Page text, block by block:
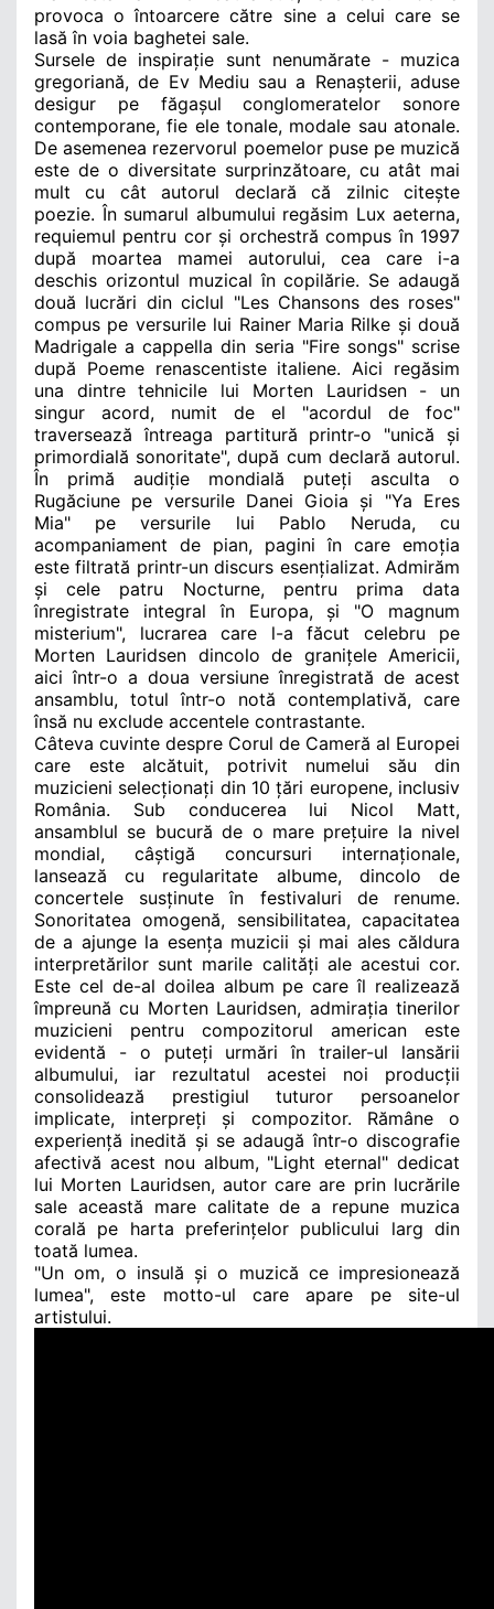
provoca o întoarcere către sine a celui care se
lasă în voia baghetei sale.
Sursele de inspirație sunt nenumărate - muzica
gregoriană, de Ev Mediu sau a Renașterii, aduse
desigur pe făgașul conglomeratelor sonore
contemporane, fie ele tonale, modale sau atonale.
De asemenea rezervorul poemelor puse pe muzică
este de o diversitate surprinzătoare, cu atât mai
mult cu cât autorul declară că zilnic citește
poezie. În sumarul albumului regăsim Lux aeterna,
requiemul pentru cor și orchestră compus în 1997
după moartea mamei autorului, cea care i-a
deschis orizontul muzical în copilărie. Se adaugă
două lucrări din ciclul "Les Chansons des roses"
compus pe versurile lui Rainer Maria Rilke și două
Madrigale a cappella din seria "Fire songs" scrise
după Poeme renascentiste italiene. Aici regăsim
una dintre tehnicile lui Morten Lauridsen - un
singur acord, numit de el "acordul de foc"
traversează întreaga partitură printr-o "unică și
primordială sonoritate", după cum declară autorul.
În primă audiție mondială puteți asculta o
Rugăciune pe versurile Danei Gioia și "Ya Eres
Mia" pe versurile lui Pablo Neruda, cu
acompaniament de pian, pagini în care emoția
este filtrată printr-un discurs esențializat. Admirăm
și cele patru Nocturne, pentru prima data
înregistrate integral în Europa, și "O magnum
misterium", lucrarea care l-a făcut celebru pe
Morten Lauridsen dincolo de granițele Americii,
aici într-o a doua versiune înregistrată de acest
ansamblu, totul într-o notă contemplativă, care
însă nu exclude accentele contrastante.
Câteva cuvinte despre Corul de Cameră al Europei
care este alcătuit, potrivit numelui său din
muzicieni selecționați din 10 țări europene, inclusiv
România. Sub conducerea lui Nicol Matt,
ansamblul se bucură de o mare prețuire la nivel
mondial, câștigă concursuri internaționale,
lansează cu regularitate albume, dincolo de
concertele susținute în festivaluri de renume.
Sonoritatea omogenă, sensibilitatea, capacitatea
de a ajunge la esența muzicii și mai ales căldura
interpretărilor sunt marile calități ale acestui cor.
Este cel de-al doilea album pe care îl realizează
împreună cu Morten Lauridsen, admirația tinerilor
muzicieni pentru compozitorul american este
evidentă - o puteți urmări în trailer-ul lansării
albumului, iar rezultatul acestei noi producții
consolidează prestigiul tuturor persoanelor
implicate, interpreți și compozitor. Rămâne o
experiență inedită și se adaugă într-o discografie
afectivă acest nou album, "Light eternal" dedicat
lui Morten Lauridsen, autor care are prin lucrările
sale această mare calitate de a repune muzica
corală pe harta preferințelor publicului larg din
toată lumea.
"Un om, o insulă și o muzică ce impresionează
lumea", este motto-ul care apare pe site-ul
artistului.